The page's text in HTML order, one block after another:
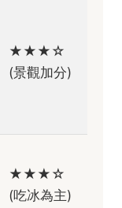
★★★☆
(景觀加分)
★★★☆
(吃冰為主)